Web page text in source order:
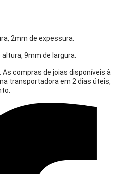
2mm de expessura.
9mm de largura.
compras de joias disponíveis à
transportadora em 2 dias úteis,